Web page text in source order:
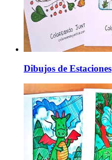
Dibujos de Estaciones